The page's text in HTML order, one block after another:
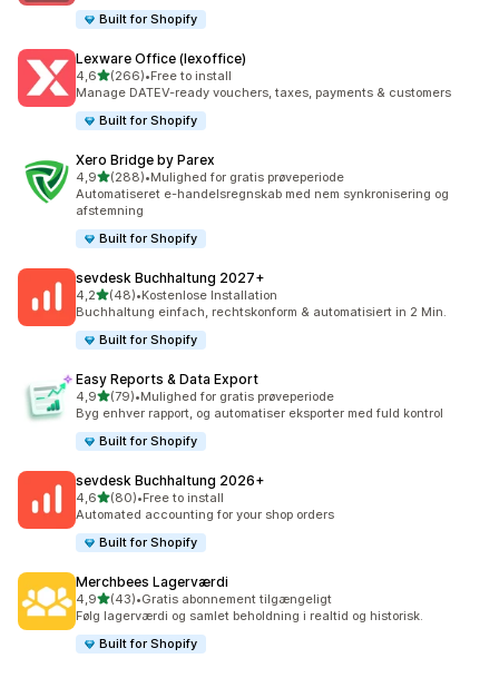
Built for Shopify
Lexware Office (lexoffice)
4,6ud af 5 stjerner
(266)
266 anmeldelser i alt
•Free to install
Manage DATEV-ready vouchers, taxes, payments & customers
Built for Shopify
Xero Bridge by Parex
4,9ud af 5 stjerner
(288)
288 anmeldelser i alt
•Mulighed for gratis prøveperiode
Automatiseret e-handelsregnskab med nem synkronisering og
afstemning
Built for Shopify
sevdesk Buchhaltung 2027+
4,2ud af 5 stjerner
(48)
48 anmeldelser i alt
•Kostenlose Installation
Buchhaltung einfach, rechtskonform & automatisiert in 2 Min.
Built for Shopify
Easy Reports & Data Export
4,9ud af 5 stjerner
(79)
79 anmeldelser i alt
•Mulighed for gratis prøveperiode
Byg enhver rapport, og automatiser eksporter med fuld kontrol
Built for Shopify
sevdesk Buchhaltung 2026+
4,6ud af 5 stjerner
(80)
80 anmeldelser i alt
•Free to install
Automated accounting for your shop orders
Built for Shopify
Merchbees Lagerværdi
4,9ud af 5 stjerner
(43)
43 anmeldelser i alt
•Gratis abonnement tilgængeligt
Følg lagerværdi og samlet beholdning i realtid og historisk.
Built for Shopify